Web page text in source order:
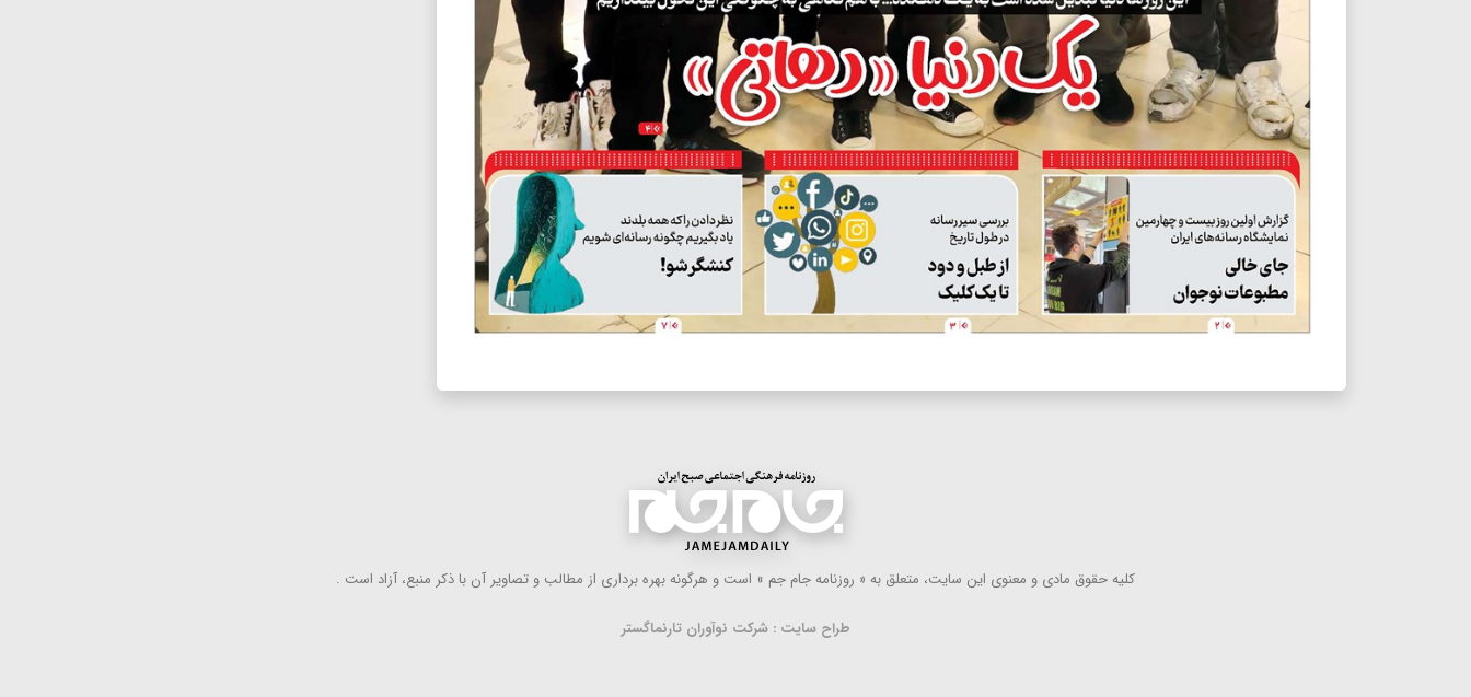
كلیه حقوق مادی و معنوی این سایت، متعلق به « روزنامه جام جم » است و هرگونه بهره ‌برداری از مطالب و تصاویر آن با ذكر منبع، آزاد است .
طراح سایت : شرکت نوآوران تارنماگستر